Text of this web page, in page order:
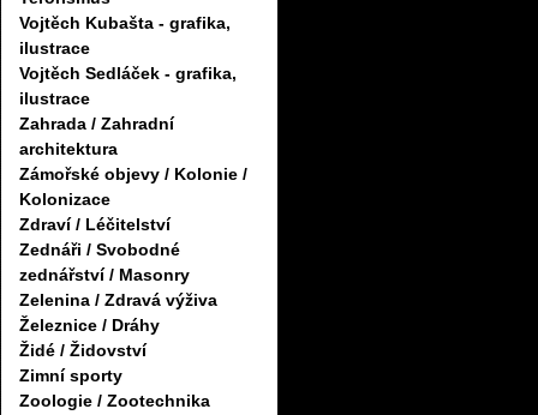
Vojtěch Kubašta - grafika,
ilustrace
Vojtěch Sedláček - grafika,
ilustrace
Zahrada / Zahradní
architektura
Zámořské objevy / Kolonie /
Kolonizace
Zdraví / Léčitelství
Zednáři / Svobodné
zednářství / Masonry
Zelenina / Zdravá výživa
Železnice / Dráhy
Židé / Židovství
Zimní sporty
Zoologie / Zootechnika